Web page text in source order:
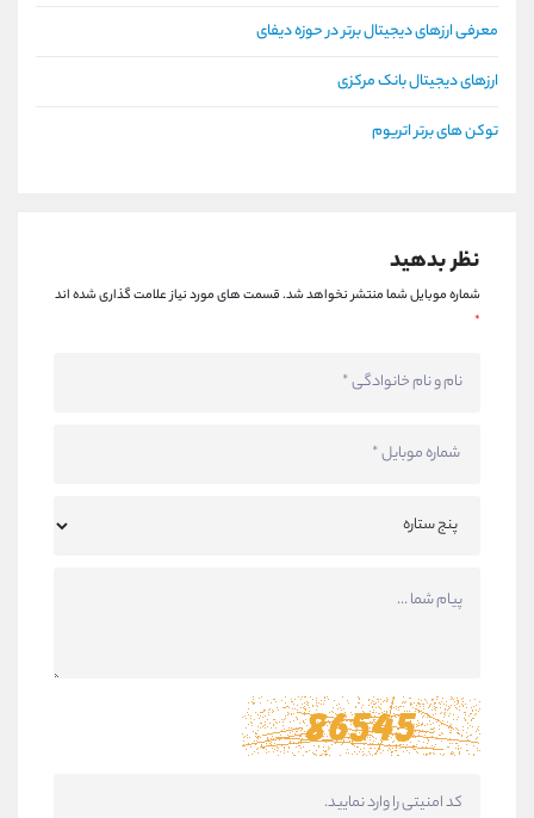
معرفی ارزهای دیجیتال برتر در حوزه دیفای
ارزهای دیجیتال بانک مرکزی
توکن های برتر اتریوم
نظر بدهید
شماره موبایل شما منتشر نخواهد شد.قسمت های مورد نیاز علامت گذاری شده اند
*